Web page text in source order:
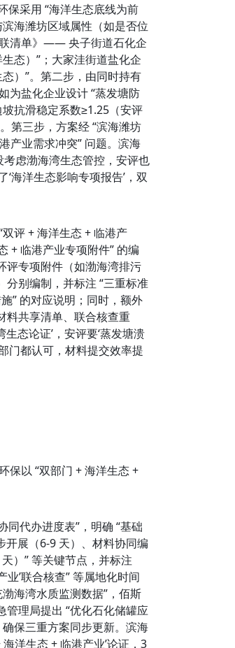
保采用 “海洋生态底线为前
海潍坊区域属性（如是否位
联清单》—— 央子街道石化企
态）”；大家洼街道盐化企
）”。第二步，由同时持有
为盐化企业设计 “蒸发塘防
坡抗滑稳定系数≥1.25（安评
第三步，方案经 “滨海潍坊
产业需求冲突” 问题。滨海
考虑渤海湾生态管控，安评也
海洋生态影响专项报告’，双
评 + 海洋生态 + 临港产
+ 临港产业专项附件” 的编
评专项附件（如渤海湾排污
别编制，并标注 “三重标准
” 的对应说明；同时，额外
料共享清单、联合核查重
态论证’，安评要‘蒸发塘溃
门都认可，材料提交效率提
保以 “双部门 + 海洋生态 +
同代办进度表”，明确 “基础
展（6-9 天）、材料协同编
）” 等关键节点，并标注
’联合核查” 等属地化时间
海湾水质监测数据”，佰斯
管理局提出 “优化石化储罐应
保三重方案同步更新。滨海
洋生态 + 临港产业’论证，3